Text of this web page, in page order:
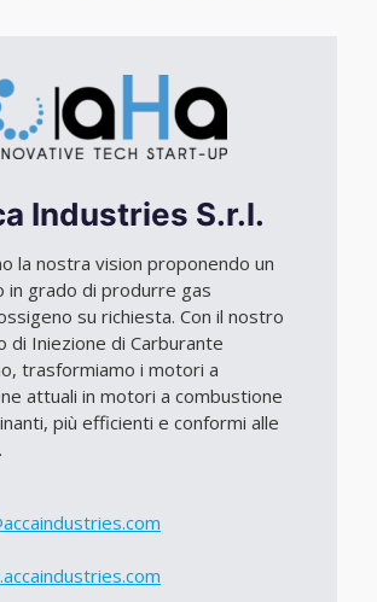
Industries S.r.l.
la nostra vision proponendo un
in grado di produrre gas
su richiesta. Con il nostro
di Iniezione di Carburante
trasformiamo i motori a
attuali in motori a combustione
più efficienti e conformi alle